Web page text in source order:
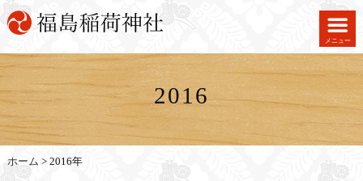
メニュー
2016
ホーム > 2016年